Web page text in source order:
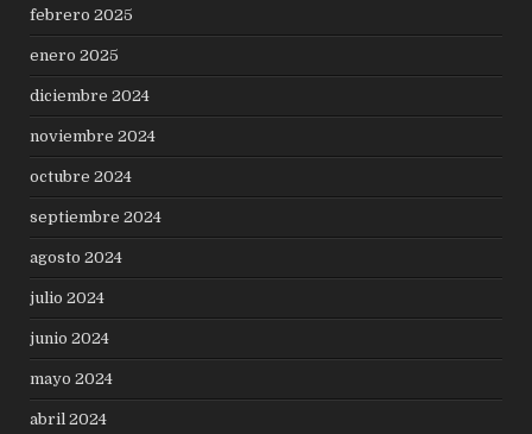
febrero 2025
enero 2025
diciembre 2024
noviembre 2024
octubre 2024
septiembre 2024
agosto 2024
julio 2024
junio 2024
mayo 2024
abril 2024